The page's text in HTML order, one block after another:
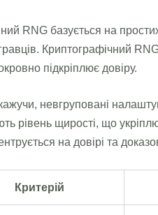
RNG базується на
Криптографічний
підкріплює довіру.
невгруповані
рівень щирості, що
на довірі та
Критерій